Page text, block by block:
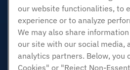
Linux
Linux
our website functionalities, to
experience or to analyze
We may also share
our site with our social media,
analytics partners. Below, you
Cookies" or "Reject Non-